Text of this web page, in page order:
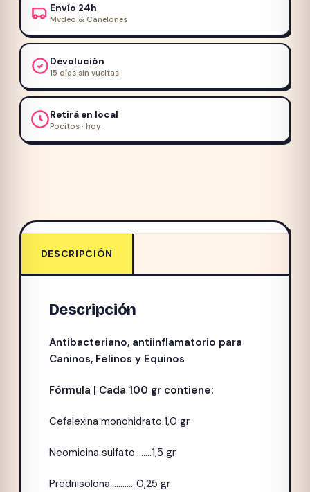
Envío 24h
Mvdeo & Canelones
Devolución
15 días sin vueltas
Retirá en local
Pocitos · hoy
DESCRIPCIÓN
Descripción
Antibacteriano, antiinflamatorio para
Caninos, Felinos y Equinos
Fórmula | Cada 100 gr contiene:
Cefalexina monohidrato.1,0 gr
Neomicina sulfato……..1,5 gr
Prednisolona………….0,25 gr